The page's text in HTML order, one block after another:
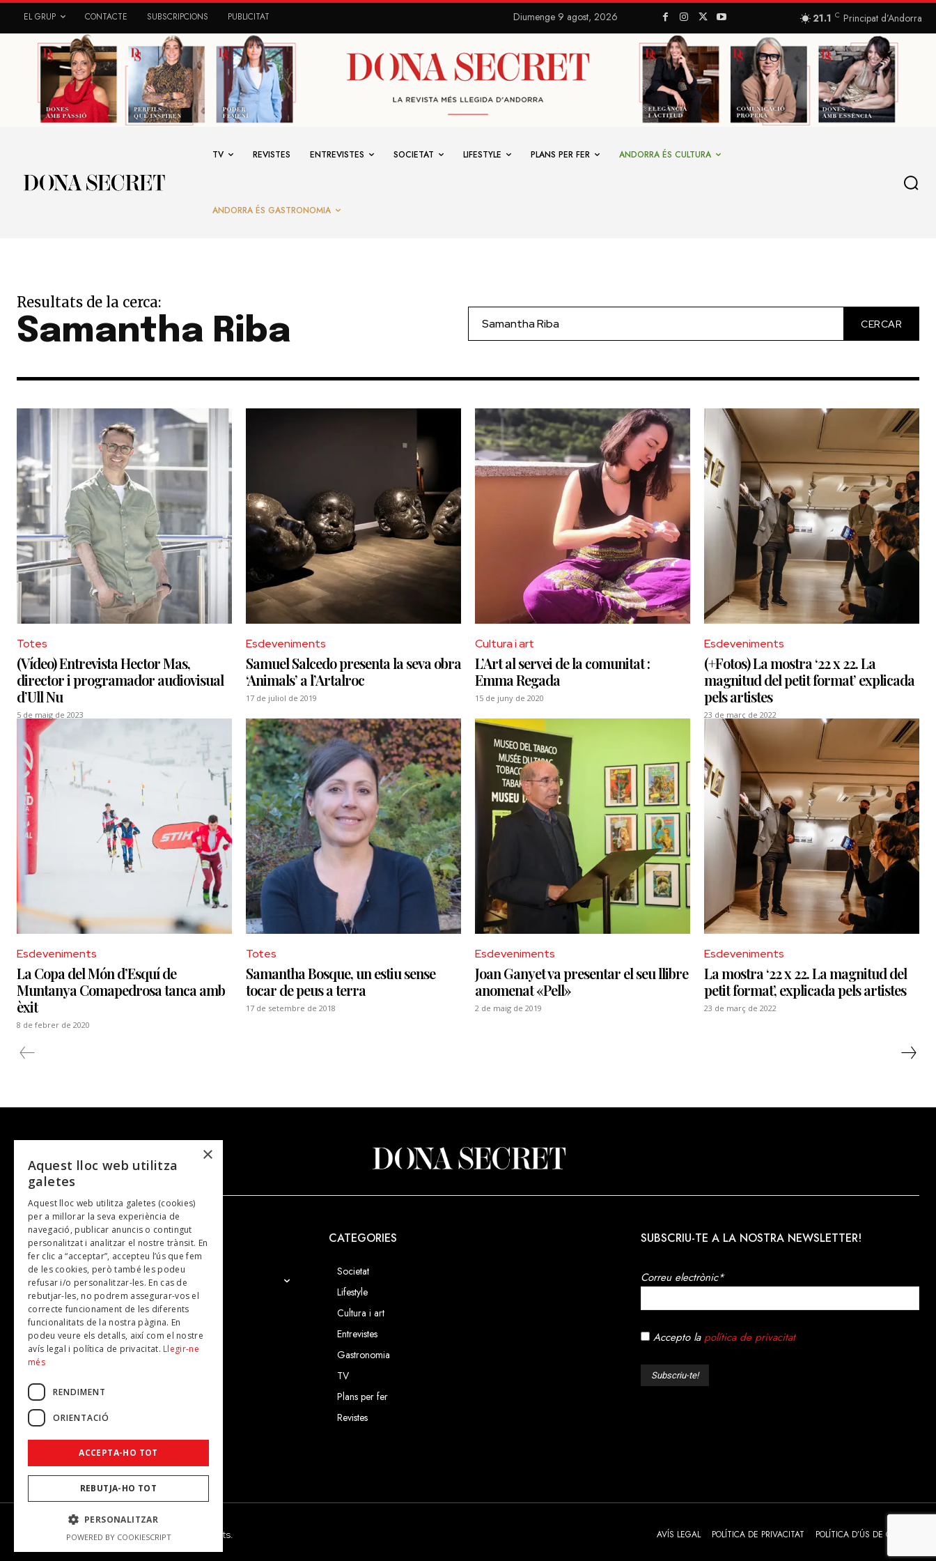
EL GRUP CONTACTE SUBSCRIPCIONS PUBLICITAT Diumenge 9 agost, 2026 21.1 C Principat d’Andorra
TV REVISTES ENTREVISTES SOCIETAT LIFESTYLE PLANS PER FER ANDORRA ÉS CULTURA
ANDORRA ÉS GASTRONOMIA
Resultats de la cerca:
Samantha Riba CERCAR
Totes
(Vídeo) Entrevista Hector Mas,
director i programador audiovisual
d’Ull Nu
5 de maig de 2023
Esdeveniments
Samuel Salcedo presenta la seva obra
‘Animals’ a l’Artalroc
17 de juliol de 2019
Cultura i art
L’Art al servei de la comunitat :
Emma Regada
15 de juny de 2020
Esdeveniments
(+Fotos) La mostra ‘22 x 22. La
magnitud del petit format’ explicada
pels artistes
23 de març de 2022
Esdeveniments
La Copa del Món d’Esquí de
Muntanya Comapedrosa tanca amb
èxit
8 de febrer de 2020
Totes
Samantha Bosque, un estiu sense
tocar de peus a terra
17 de setembre de 2018
Esdeveniments
Joan Ganyet va presentar el seu llibre
anomenat «Pell»
2 de maig de 2019
Esdeveniments
La mostra ‘22 x 22. La magnitud del
petit format’, explicada pels artistes
23 de març de 2022
NOSALTRES
El Grup
Contacte
Subscripcions
Publicitat
CATEGORIES
Societat
Lifestyle
Cultura i art
Entrevistes
Gastronomia
TV
Plans per fer
Revistes
SUBSCRIU-TE A LA NOSTRA NEWSLETTER!
Correu electrònic*
Accepto la política de privacitat
© 2026 - Dona Secret - Tots els drets reservats. AVÍS LEGAL POLÍTICA DE PRIVACITAT POLÍTICA D’ÚS DE COOKIES
×
Aquest lloc web utilitza
galetes
Aquest lloc web utilitza galetes (cookies)
per a millorar la seva experiència de
navegació, publicar anuncis o contingut
personalitzat i analitzar el nostre trànsit. En
fer clic a “acceptar”, accepteu l’ús que fem
de les cookies, però també les podeu
refusar i/o personalitzar-les. En cas de
rebutjar-les, no podrem assegurar-vos el
correcte funcionament de les diferents
funcionalitats de la nostra pàgina. En
podeu veure els detalls, així com el nostre
avís legal i política de privacitat. Llegir-ne
més
RENDIMENT
ORIENTACIÓ
ACCEPTA-HO TOT
REBUTJA-HO TOT
PERSONALITZAR
POWERED BY COOKIESCRIPT